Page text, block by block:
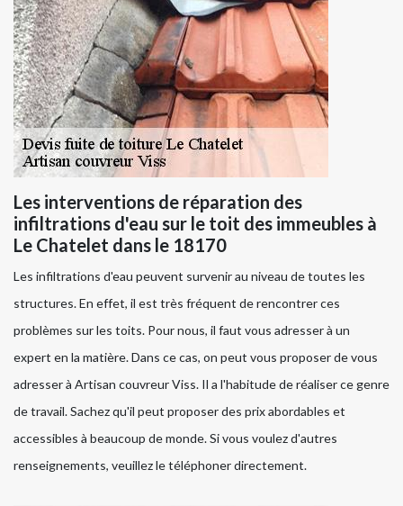
Les interventions de réparation des
infiltrations d'eau sur le toit des immeubles à
Le Chatelet dans le 18170
Les infiltrations d'eau peuvent survenir au niveau de toutes les
structures. En effet, il est très fréquent de rencontrer ces
problèmes sur les toits. Pour nous, il faut vous adresser à un
expert en la matière. Dans ce cas, on peut vous proposer de vous
adresser à Artisan couvreur Viss. Il a l'habitude de réaliser ce genre
de travail. Sachez qu'il peut proposer des prix abordables et
accessibles à beaucoup de monde. Si vous voulez d'autres
renseignements, veuillez le téléphoner directement.